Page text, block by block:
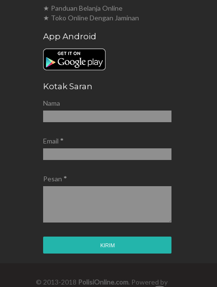
★ Panduan Belanja Online
★ Toko Online Dengan Jaminan
App Android
Kotak Saran
Nama
Email *
Pesan *
© 2013-2018 PolisiOnline.com. Powered by